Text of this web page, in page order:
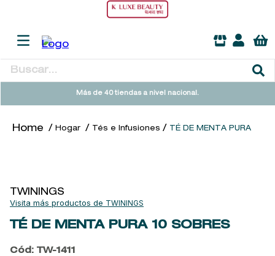
Buscar...
Más de 40 tiendas a nivel nacional.
Hogar Tés e Infusiones TÉ DE MENTA PURA
TWININGS
TWININGS
TÉ DE MENTA PURA 10 SOBRES
Cód : TW-1411
TÉRMINOS MÁS BUSCADOS
2 .
sol ipanema
5.
flowerbomb
6.
woods of windsor